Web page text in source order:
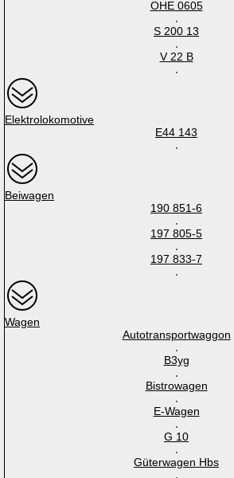
OHE 0605
S 200 13
V 22 B
Elektrolokomotive
E44 143
Beiwagen
190 851-6
197 805-5
197 833-7
Wagen
Autotransportwaggon
B3yg
Bistrowagen
E-Wagen
G 10
Güterwagen Hbs